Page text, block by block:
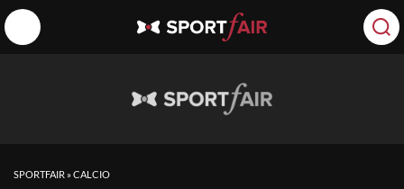
SPORTFAIR »CALCIO